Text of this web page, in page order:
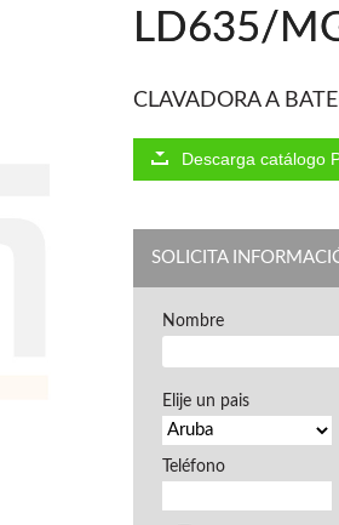
LD635/
CLAVADORA A
Descarga catálogo
SOLICITA
Nombre
Elije un pais
Teléfono